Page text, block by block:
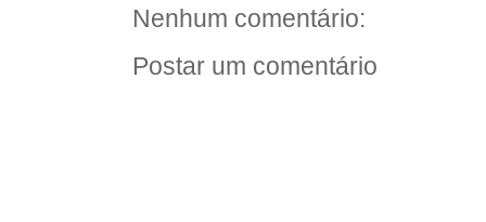
Nenhum comentário:
Postar um comentário